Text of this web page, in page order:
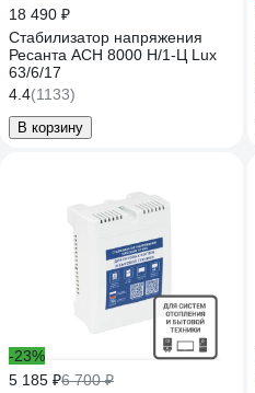
18 490 ₽
Стабилизатор напряжения
Ресанта АСН 8000 Н/1-Ц Lux
63/6/17
4.4(1133)
В корзину
-23%
5 185 ₽6 700 ₽